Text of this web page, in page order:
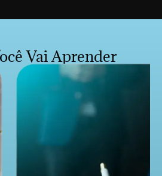
Vai Aprender